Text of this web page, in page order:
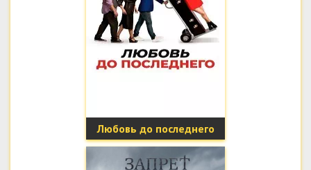
Любовь до последнего